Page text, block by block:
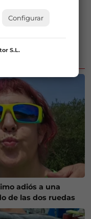
adiós a una
de las dos ruedas
Configurar
S.L.